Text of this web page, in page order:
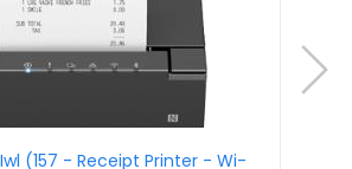
(157 - Receipt Printer - Wi-